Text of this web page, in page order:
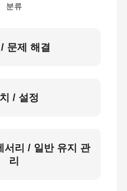
분류
문제 해결
/ 설정
서리 / 일반 유지 관
리